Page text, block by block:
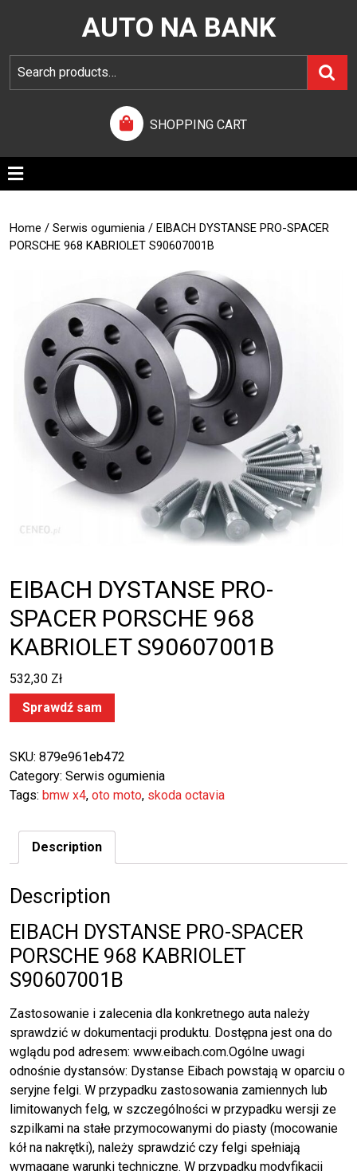
AUTO NA BANK
SHOPPING CART
Home / Serwis ogumienia / EIBACH DYSTANSE PRO-SPACER
PORSCHE 968 KABRIOLET S90607001B
EIBACH DYSTANSE PRO-
SPACER PORSCHE 968
KABRIOLET S90607001B
532,30 Zł
Sprawdź sam
SKU: 879e961eb472
Category: Serwis ogumienia
Tags: bmw x4, oto moto, skoda octavia
Description
Description
EIBACH DYSTANSE PRO-SPACER
PORSCHE 968 KABRIOLET
S90607001B
Zastosowanie i zalecenia dla konkretnego auta należy
sprawdzić w dokumentacji produktu. Dostępna jest ona do
wglądu pod adresem: www.eibach.com.Ogólne uwagi
odnośnie dystansów: Dystanse Eibach powstają w oparciu o
seryjne felgi. W przypadku zastosowania zamiennych lub
limitowanych felg, w szczególności w przypadku wersji ze
szpilkami na stałe przymocowanymi do piasty (mocowanie
kół na nakrętki), należy sprawdzić czy felgi spełniają
wymagane warunki techniczne. W przypadku modyfikacji